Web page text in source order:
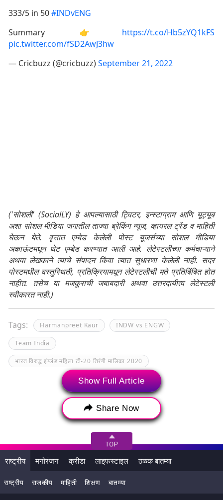
333/5 in 50#INDvENG
Summary 👉 https://t.co/Hb5zYQ1kFS
pic.twitter.com/fSD2AwJ3hw
— Cricbuzz (@cricbuzz)September 21, 2022
('सोशली' (SocialLY) हे आपल्यासाठी ट्विटर, इन्स्टाग्राम आणि यूट्यूब
अशा सोशल मीडिया जगातील ताज्या ब्रेकिंग न्यूज, व्हायरल ट्रेंड व माहिती
घेऊन येते. वृत्तात एम्बेड केलेली पोस्ट यूजर्सच्या सोशल मीडिया
अकाऊंटमधून थेट एम्बेड करण्यात आली आहे. लेटेस्टलीच्या कर्मचाऱ्याने
अथवा लेखकाने त्याचे संपादन किंवा त्यात सुधारणा केलेली नाही. सदर
पोस्टमधील वस्तुस्थिती, प्रतिक्रियामधून लेटेस्टलीची मते प्रतिबिंबित होत
नाहीत. तसेच या मजकूराची जबाबदारी अथवा उत्तरदायीत्व लेटेस्टली
स्वीकारत नाही.)
Tags: Harmanpreet Kaur INDW vs ENGW
Team India
भारत विरुद्ध इंग्लंड महिला टी-20 तिरंगी मालिका 2020
हरमनप्रीत कौर
Show Full Article
Share Now
राष्ट्रीय मनोरंजन क्रीडा लाइफस्टाइल ठळक बातम्या
राष्ट्रीय राजकीय माहिती शिक्षण बातम्या